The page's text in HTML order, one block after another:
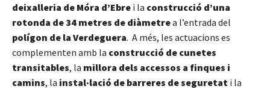
deixalleria de Móra d’Ebre i la construcció d’una
rotonda de 34 metres de diàmetrea l’entrada del
polígon de la Verdeguera. A més, les actuacions es
complementen amb la construcció de cunetes
transitables, la millora dels accessos a finques i
camins, la instal·lació de barreres de seguretat i la